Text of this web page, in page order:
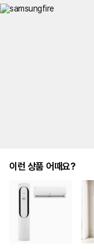
비
이런 상품 어때요?